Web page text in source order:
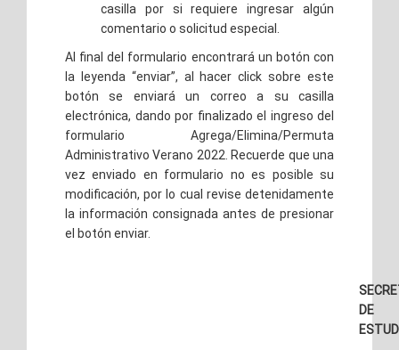
casilla por si requiere ingresar algún
comentario o solicitud especial.
Al final del formulario encontrará un botón con
la leyenda “enviar”, al hacer click sobre este
botón se enviará un correo a su casilla
electrónica, dando por finalizado el ingreso del
formulario Agrega/Elimina/Permuta
Administrativo Verano 2022. Recuerde que una
vez enviado en formulario no es posible su
modificación, por lo cual revise detenidamente
la información consignada antes de presionar
el botón enviar.
DE